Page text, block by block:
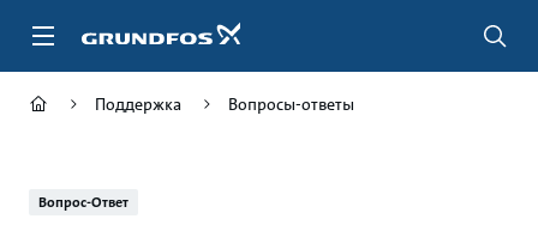
Поддержка Вопросы-ответы
Вопрос-Ответ